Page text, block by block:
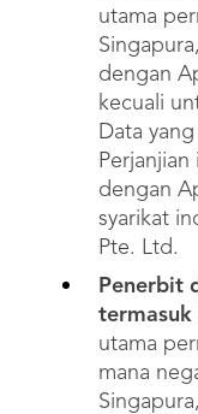
utama
dengan
kecuali
Data
dengan
syarikat
Pte. Ltd.
Penerbit
termasuk
utama
mana